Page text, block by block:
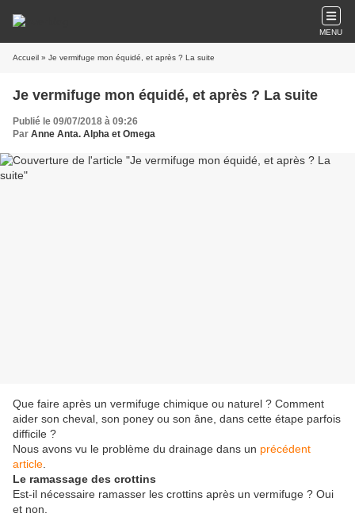
MENU
Accueil » Je vermifuge mon équidé, et après ? La suite
Je vermifuge mon équidé, et après ? La suite
Publié le 09/07/2018 à 09:26
Par Anne Anta. Alpha et Omega
Que faire après un vermifuge chimique ou naturel ? Comment
aider son cheval, son poney ou son âne, dans cette étape parfois
difficile ?
Nous avons vu le problème du drainage dans un précédent
article
Le ramassage des crottins
Est-il nécessaire ramasser les crottins après un vermifuge ? Oui
et non.